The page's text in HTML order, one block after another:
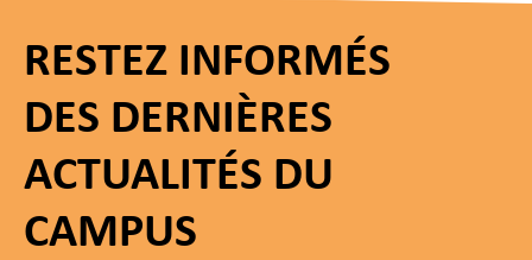
RESTEZ INFORMÉS
DES DERNIÈRES
ACTUALITÉS DU
CAMPUS